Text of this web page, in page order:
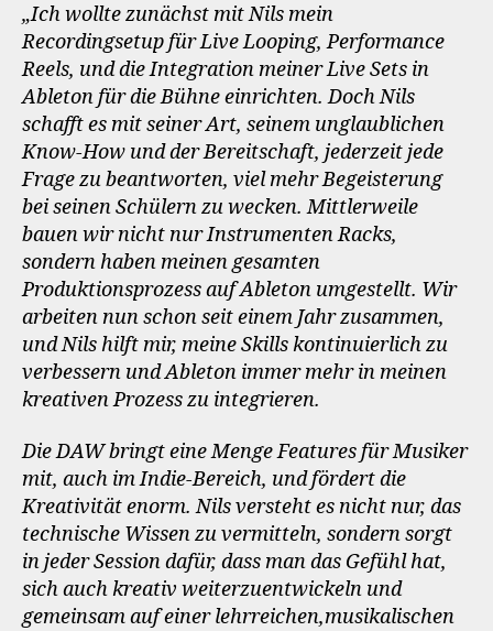
„Ich wollte zunächst mit Nils mein
Recordingsetup für Live Looping, Performance
Reels, und die Integration meiner Live Sets in
Ableton für die Bühne einrichten. Doch Nils
schafft es mit seiner Art, seinem unglaublichen
Know-How und der Bereitschaft, jederzeit jede
Frage zu beantworten, viel mehr Begeisterung
bei seinen Schülern zu wecken. Mittlerweile
bauen wir nicht nur Instrumenten Racks,
sondern haben meinen gesamten
Produktionsprozess auf Ableton umgestellt. Wir
arbeiten nun schon seit einem Jahr zusammen,
und Nils hilft mir, meine Skills kontinuierlich zu
verbessern und Ableton immer mehr in meinen
kreativen Prozess zu integrieren.
Die DAW bringt eine Menge Features für Musiker
mit, auch im Indie-Bereich, und fördert die
Kreativität enorm. Nils versteht es nicht nur, das
technische Wissen zu vermitteln, sondern sorgt
in jeder Session dafür, dass man das Gefühl hat,
sich auch kreativ weiterzuentwickeln und
gemeinsam auf einer lehrreichen,musikalischen